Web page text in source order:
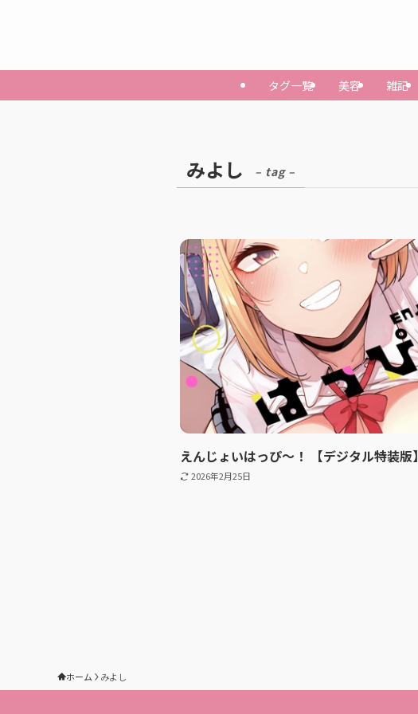
タグ一覧 美容 雑記
みよし – tag –
えんじょいはっぴ〜！ 【デジタル特装版】
2026年2月25日
ホーム みよし